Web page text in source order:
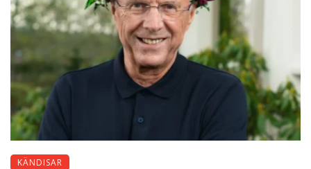
KÄNDISAR